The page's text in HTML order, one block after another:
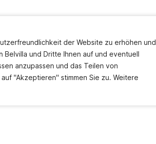
der Website zu erhöhen und
und Dritte Ihnen auf und eventuell
anzupassen und das Teilen von
"Akzeptieren" stimmen Sie zu. Weitere